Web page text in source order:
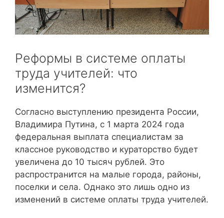
Реформы в системе оплаты
труда учителей: что
изменится?
Согласно выступлению президента России,
Владимира Путина, с 1 марта 2024 года
федеральная выплата специалистам за
классное руководство и кураторство будет
увеличена до 10 тысяч рублей. Это
распространится на малые города, районы,
поселки и села. Однако это лишь одно из
изменений в системе оплаты труда учителей.